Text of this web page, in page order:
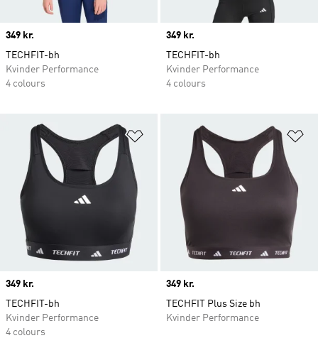
Price
349 kr.
TECHFIT-bh
Kvinder Performance
4 colours
Price
349 kr.
TECHFIT-bh
Kvinder Performance
4 colours
Føj til ønskeliste
Price
349 kr.
TECHFIT-bh
Kvinder Performance
4 colours
Price
349 kr.
TECHFIT Plus Size bh
Kvinder Performance